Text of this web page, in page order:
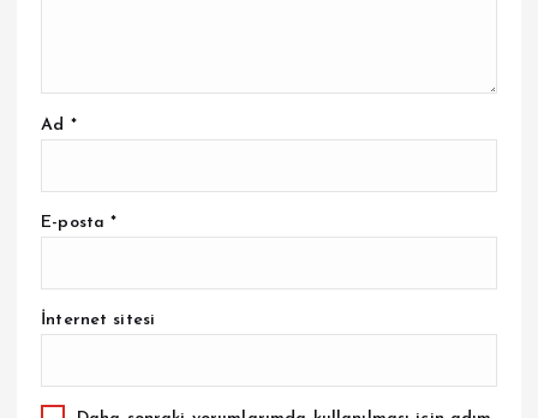
Ad *
E-posta*
İnternet sitesi